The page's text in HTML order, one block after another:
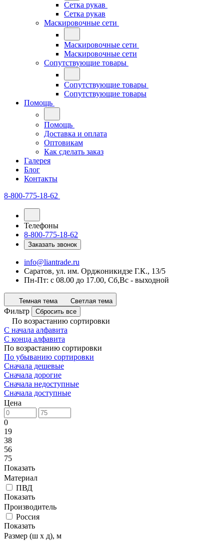
Сетка рукав
Сетка рукав
Маскировочные сети
Маскировочные сети
Маскировочные сети
Сопутствующие товары
Сопутствующие товары
Сопутствующие товары
Помощь
Помощь
Доставка и оплата
Оптовикам
Как сделать заказ
Галерея
Блог
Контакты
8-800-775-18-62
Телефоны
8-800-775-18-62
Заказать звонок
info@liantrade.ru
Саратов, ул. им. Орджоникидзе Г.К., 13/5
Пн-Пт: c 08.00 до 17.00, Cб,Вс - выходной
Темная тема Светлая тема
Фильтр Сбросить все
По возрастанию сортировки
С начала алфавита
С конца алфавита
По возрастанию сортировки
По убыванию сортировки
Сначала дешевые
Сначала дорогие
Сначала недоступные
Сначала доступные
Цена
0
19
38
56
75
Показать
Материал
ПВД
Показать
Производитель
Россия
Показать
Размер (ш х д), м